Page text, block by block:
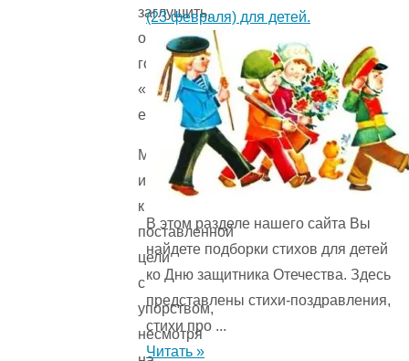
заглушить,
она
говорит:
«Зелены
ещё».
Мораль: Надо
идти
к
поставленной
цели
с
упорством,
несмотря
(23 февраля) для детей.
В этом разделе нашего сайта Вы
найдете подборки стихов для детей
ко Дню защитника Отечества. Здесь
представлены стихи-поздравления,
стихи про ...
Читать »